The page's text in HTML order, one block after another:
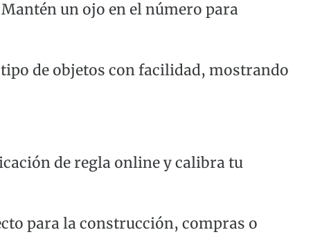
un ojo en el número para
de objetos con facilidad, mostrando
de regla online y calibra tu
para la construcción, compras o